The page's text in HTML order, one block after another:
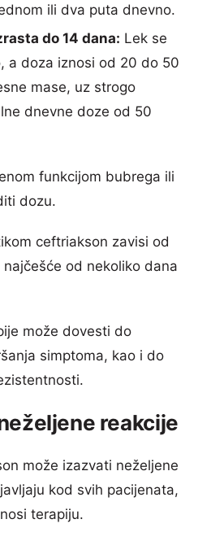
ili dva puta dnevno.
do 14 dana: Lek se
a doza iznosi od 20 do 50
mase, uz strogo
dnevne doze od 50
funkcijom bubrega ili
dozu.
ceftriakson zavisi od
od nekoliko dana
može dovesti do
simptoma, kao i do
reakcije
može izazvati neželjene
kod svih pacijenata,
terapiju.